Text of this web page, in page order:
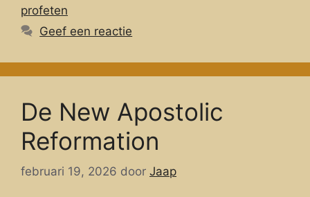
profeten
Geef een reactie
De New Apostolic
Reformation
februari 19, 2026 door Jaap